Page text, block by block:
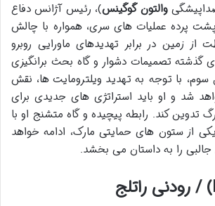
والتون گوگینس)، رئیس آژانس دفاع
پرده عملیات های سری، همواره با چالش
زمین در برابر تهدیدهای ماورایی روبرو
تصمیمات دشوار و گاه بحث برانگیزی
با توجه به تهدید ویلترومایت ها، نقش
شد و او باید استراتژی های جدیدی برای
تدوین کند. رابطه پیچیده و گاه متشنج او با
از ستون های حمایتی مارک، ادامه خواهد
را به داستان می بخشد.